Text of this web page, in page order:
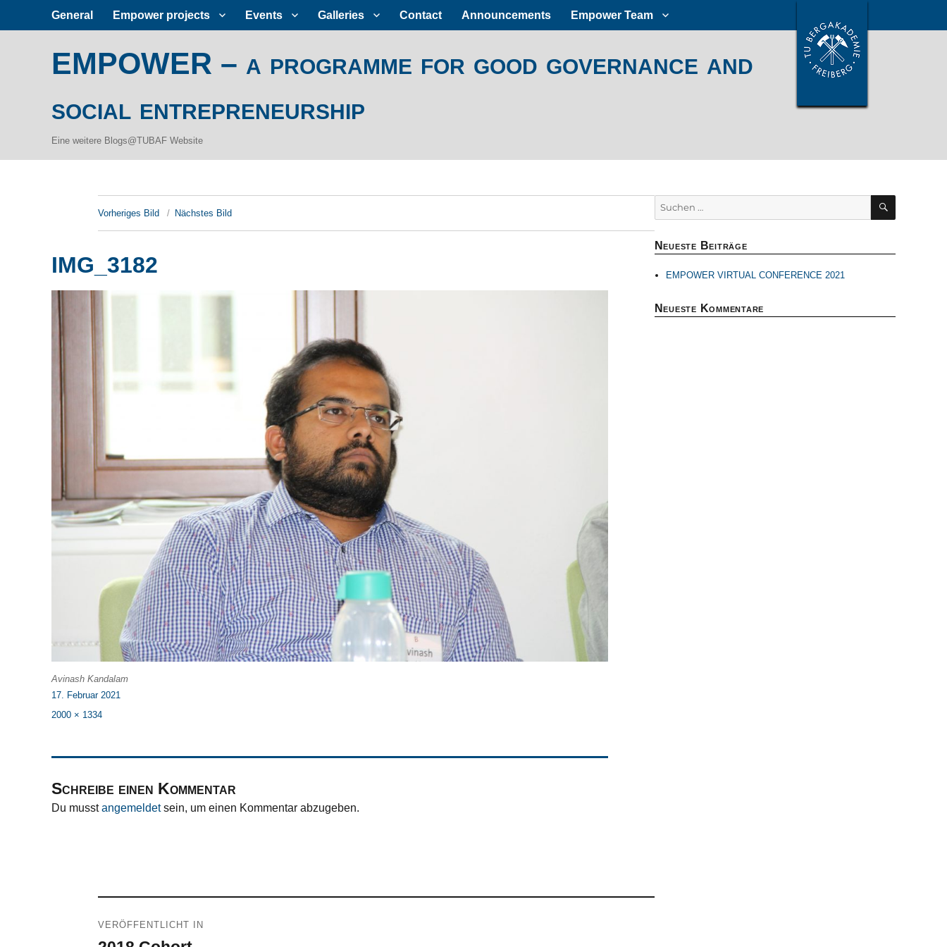
General Empower projects Events Galleries Contact Announcements Empower Team
EMPOWER – a programme for good governance and
social entrepreneurship
Eine weitere Blogs@TUBAF Website
Vorheriges Bild Nächstes Bild
IMG_3182
Avinash Kandalam
Veröffentlicht
am
17. Februar 2021
Originalgröße
2000 × 1334
Schreibe einen Kommentar
Du musstangemeldetsein, um einen Kommentar abzugeben.
VERÖFFENTLICHT IN
Suchen
nach:
SUCHEN
Neueste Beiträge
EMPOWER VIRTUAL CONFERENCE 2021
Neueste Kommentare